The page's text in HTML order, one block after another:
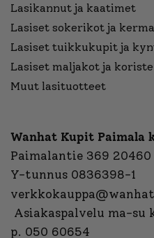
Lasikannut ja kaatimet
Lasiset sokerikot ja
Lasiset tuikkukupit ja
Lasiset maljakot ja
Muut lasituotteet
Wanhat Kupit Paimala
Paimalantie 369
Y-tunnus 0836398-1
Asiakaspalvelu ma-su
p. 050 60654